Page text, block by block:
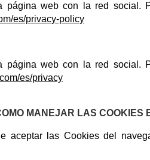
página web con la red social.
es/privacy-policy
página web con la red social.
es/privacy
MANEJAR LAS COOKIES
aceptar las Cookies del